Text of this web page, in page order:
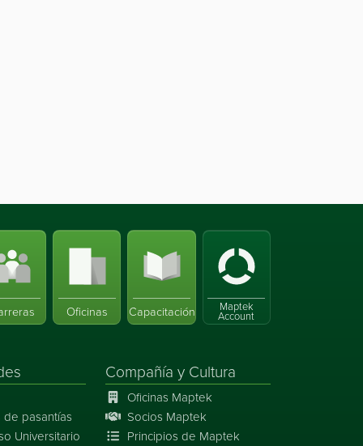
Oficinas Capacitación Maptek
Account
pasantías
Universitario
Compañía y Cultura
Oficinas Maptek
Socios Maptek
Principios de Maptek